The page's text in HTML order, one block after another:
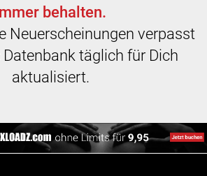
behalten.
Neuerscheinungen verpasst
täglich für Dich
aktualisiert.